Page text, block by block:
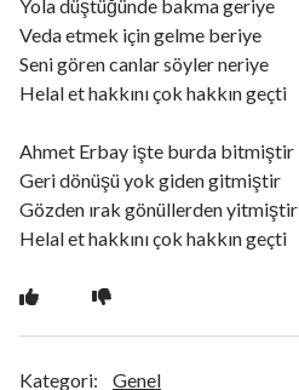
Yola düştüğünde bakma geriye
Veda etmek için gelme beriye
Seni gören canlar söyler neriye
Helal et hakkını çok hakkın geçti
Ahmet Erbay işte burda bitmiştir
Geri dönüşü yok giden gitmiştir
Gözden ırak gönüllerden yitmiştir
Helal et hakkını çok hakkın geçti
Kategori: Genel